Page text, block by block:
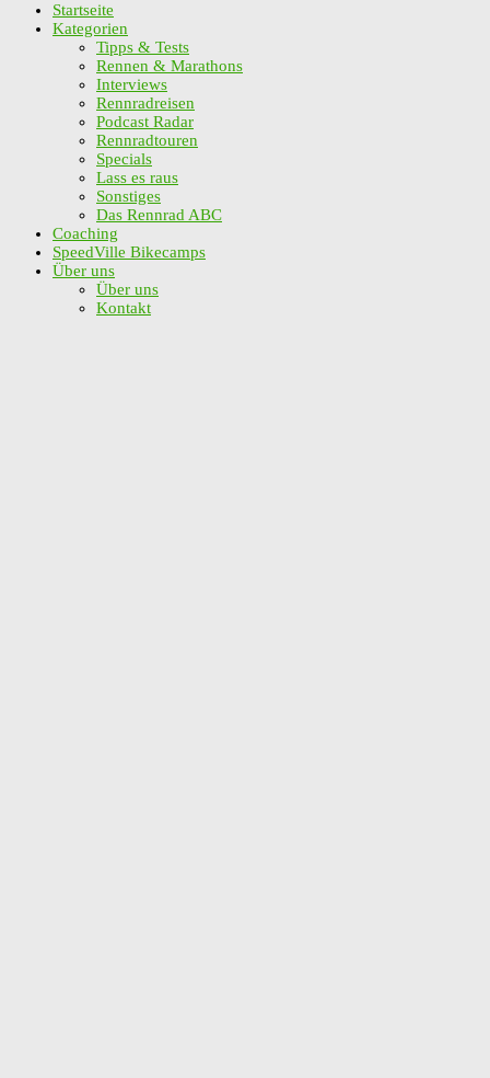
Startseite
Kategorien
Tipps & Tests
Rennen & Marathons
Interviews
Rennradreisen
Podcast Radar
Rennradtouren
Specials
Lass es raus
Sonstiges
Das Rennrad ABC
Coaching
SpeedVille Bikecamps
Über uns
Über uns
Kontakt